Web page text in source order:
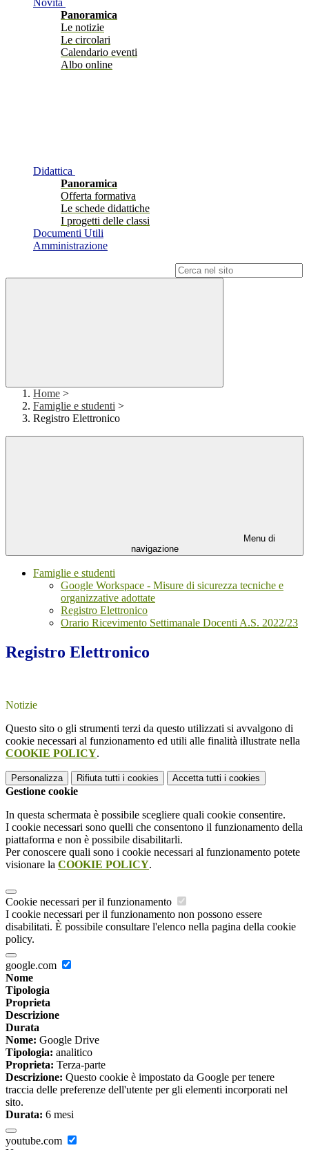
Novità
Panoramica
Le notizie
Le circolari
Calendario eventi
Albo online
Didattica
Panoramica
Offerta formativa
Le schede didattiche
I progetti delle classi
Documenti Utili
Amministrazione
Home >
Famiglie e studenti >
Registro Elettronico
Menu di
navigazione
Famiglie e studenti
Google Workspace - Misure di sicurezza tecniche e
organizzative adottate
Registro Elettronico
Orario Ricevimento Settimanale Docenti A.S. 2022/23
Registro Elettronico
Notizie
Questo sito o gli strumenti terzi da questo utilizzati si avvalgono di
cookie necessari al funzionamento ed utili alle finalità illustrate nella
COOKIE POLICY.
Personalizza Rifiuta tutti i cookies Accetta tutti i cookies
Gestione cookie
In questa schermata è possibile scegliere quali cookie consentire.
I cookie necessari sono quelli che consentono il funzionamento della
piattaforma e non è possibile disabilitarli.
Per conoscere quali sono i cookie necessari al funzionamento potete
visionare la COOKIE POLICY.
Cookie necessari per il funzionamento
I cookie necessari per il funzionamento non possono essere
disabilitati. È possibile consultare l'elenco nella pagina della cookie
policy.
google.com
Nome
Tipologia
Proprieta
Descrizione
Durata
Nome: Google Drive
Tipologia: analitico
Proprieta: Terza-parte
Descrizione: Questo cookie è impostato da Google per tenere
traccia delle preferenze dell'utente per gli elementi incorporati nel
sito.
Durata: 6 mesi
youtube.com